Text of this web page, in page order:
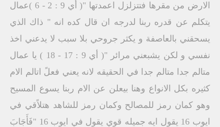
الارض من مقرها فتتزلزل اعمدتها "( أي 9 : 2 - 6 )عمال
يتكلم عن قدره ربنا لدرجه ان قال كده انه " ذاك الذي
يسحقني بالعاصفة و يكثر جروحي بلا سبب لا يدعني اخذ
نفسي و لكن يشبعني مرائر "( أي 9 : 17 - 18 ) يا عمال
متالم جدا متالم جدا في الحقيقه لانه يعني فعلً اتالم الام
كثيره بكل الانواع وهنا بيعلن عن الام ربنا يسوع المسيح
وهو كمان رمز للمصالح وكمان رمز للشاهد هتلاًقي في
ايوب 16 يقول ايه جميله قوي يقول في ايوب 16 "فَأَجَابَ